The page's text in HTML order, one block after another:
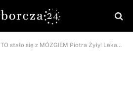
TO stało się z MÓZGIEM Piotra Żyły! Lekarze przekazali najnowsze informacje!